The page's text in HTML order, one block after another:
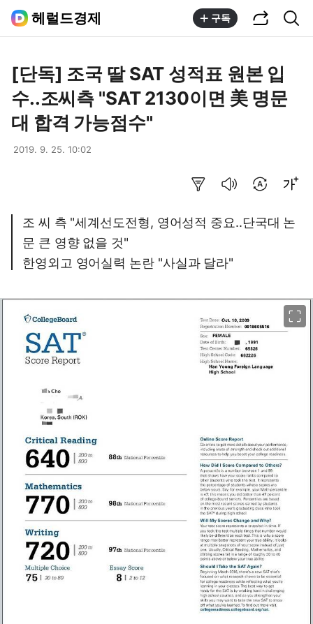
헤럴드경제 구독
[단독] 조국 딸 SAT 성적표 원본 입
수..조씨측 "SAT 2130이면 美 명문
대 합격 가능점수"
2019. 9. 25. 10:02
조 씨 측 "세계선도전형, 영어성적 중요..단국대 논
문 큰 영향 없을 것"
한영외고 영어실력 논란 "사실과 달라"